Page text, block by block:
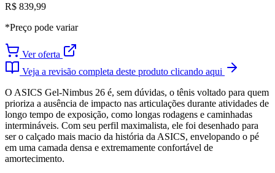
R$ 839,99
*Preço pode variar
Ver oferta
Veja a revisão completa deste produto clicando aqui
O ASICS Gel-Nimbus 26 é, sem dúvidas, o tênis voltado para quem
prioriza a ausência de impacto nas articulações durante atividades de
longo tempo de exposição, como longas rodagens e caminhadas
intermináveis. Com seu perfil maximalista, ele foi desenhado para
ser o calçado mais macio da história da ASICS, envelopando o pé
em uma camada densa e extremamente confortável de
amortecimento.